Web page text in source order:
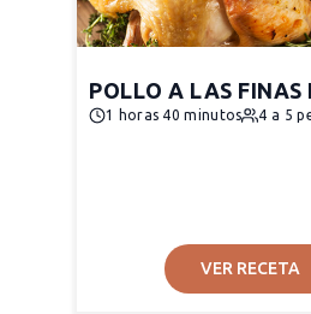
POLLO A LAS FINAS
1 horas 40 minutos 4 a 5
VER RECETA